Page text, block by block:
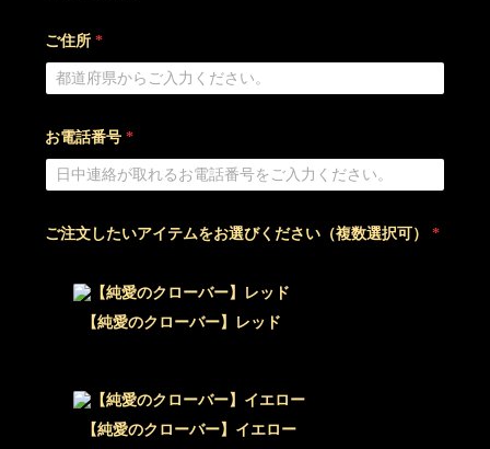
ご住所 *
お電話番号 *
ご注文したいアイテムをお選びください（複数選択可） *
【純愛のクローバー】レッド
【純愛のクローバー】イエロー